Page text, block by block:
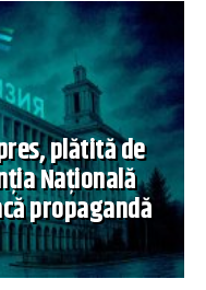
plătită de
Națională
propagandă